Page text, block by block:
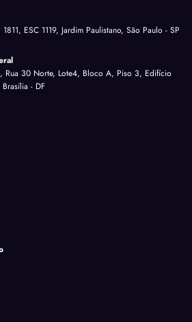
ESC 1119, Jardim Paulistano, São Paulo - SP
Rua 30 Norte, Lote4, Bloco A, Piso 3, Edifício
- DF